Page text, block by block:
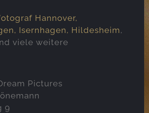
Hannover,
, Isernhagen, Hildesheim,
viele weitere
Pictures
9